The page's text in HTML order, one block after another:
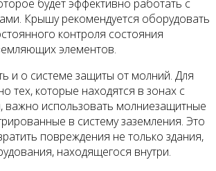
будет эффективно работать с
Крышу рекомендуется оборудовать
контроля состояния
элементов.
и о системе защиты от молний. Для
тех, которые находятся в зонах с
важно использовать молниезащитные
в систему заземления. Это
повреждения не только здания,
находящегося внутри.